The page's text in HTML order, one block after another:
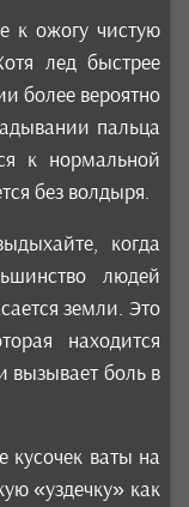
к ожогу чистую
лед быстрее
более вероятно
пальца
к нормальной
без волдыря.
когда
людей
земли. Это
находится
вызывает боль в
кусочек ваты на
«уздечку» как